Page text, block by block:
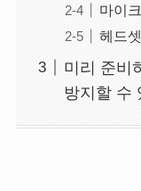
마이
헤드
미리 준비
방지할 수